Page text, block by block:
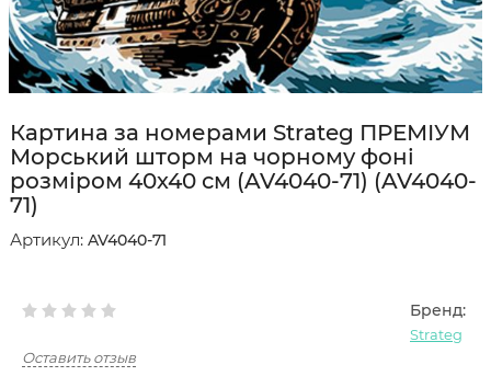
Картина за номерами Strateg ПРЕМІУМ
Морський шторм на чорному фоні
розміром 40х40 см (AV4040-71) (AV4040-
71)
Артикул: AV4040-71
Бренд:
Strateg
Оставить отзыв